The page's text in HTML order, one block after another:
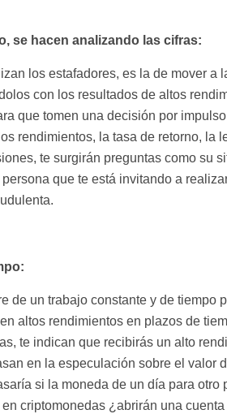
se hacen analizando las cifras:
los estafadores, es la de mover a
con los resultados de altos
que tomen una decisión por
rendimientos, la tasa de retorno, la
te surgirán preguntas como su
que te está invitando a
de un trabajo constante y de tiempo
altos rendimientos en plazos de
te indican que recibirás un alto
en la especulación sobre el valor
si la moneda de un día para
criptomonedas ¿abrirán una